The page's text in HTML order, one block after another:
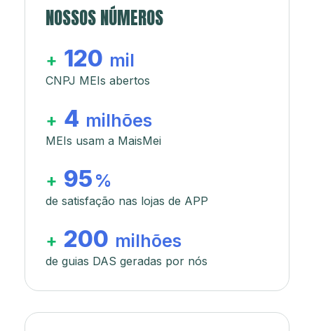
NOSSOS NÚMEROS
+ 120 mil
CNPJ MEIs abertos
+ 4 milhões
MEIs usam a MaisMei
+ 95 %
de satisfação nas lojas de APP
+ 200 milhões
de guias DAS geradas por nós